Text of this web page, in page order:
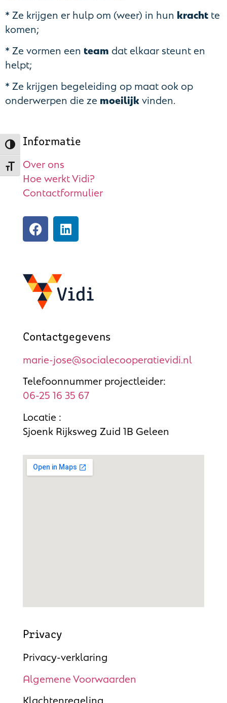
Toggle High Contrast
Toggle Font size
* Ze krijgen er hulp om (weer) in hun kracht te
komen;
* Ze vormen een team dat elkaar steunt en
helpt;
* Ze krijgen begeleiding op maat ook op
onderwerpen die ze moeilijk vinden.
Informatie
Over ons
Hoe werkt Vidi?
Contactformulier
Contactgegevens
marie-jose@socialecooperatievidi.nl
Telefoonnummer projectleider:
06-25 16 35 67
Locatie :
Sjoenk Rijksweg Zuid 1B Geleen
Privacy
Privacy-verklaring
Algemene Voorwaarden
Klachtenregeling